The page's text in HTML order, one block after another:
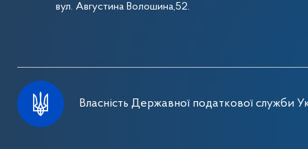
вул. Августина Волошина,52.
Власність Державної податкової служби